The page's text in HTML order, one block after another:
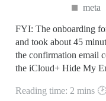
meta
FYI: The onboarding
and took about 45
the confirmation email
the iCloud+ Hide My
Reading time: 2 mins 🕑